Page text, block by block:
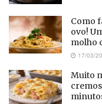
Como
ovo!
molho
17/03/
Muito